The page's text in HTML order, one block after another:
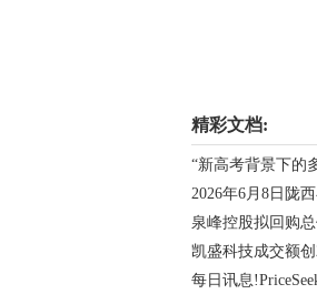
精彩文档:
“新高考背景下的
2026年6月8日陇
泉峰控股拟回购
凯盛科技成交额
每日讯息